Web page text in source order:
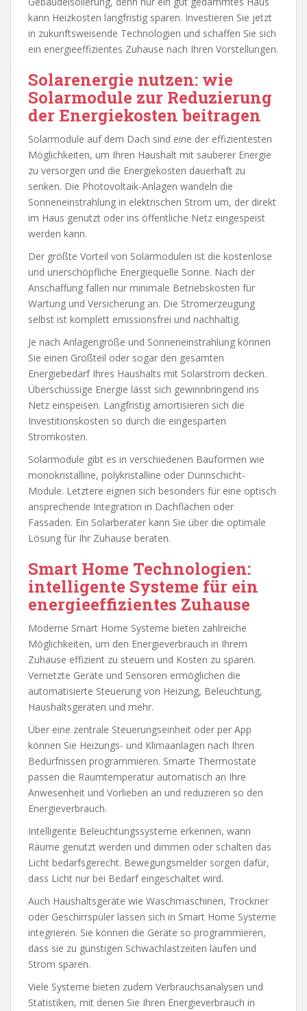
kann Heizkosten langfristig sparen. Investieren Sie jetzt
in zukunftsweisende Technologien und schaffen Sie sich
ein energieeffizientes Zuhause nach Ihren Vorstellungen.
Solarenergie nutzen: wie
Solarmodule zur Reduzierung
der Energiekosten beitragen
Solarmodule auf dem Dach sind eine der effizientesten
Möglichkeiten, um Ihren Haushalt mit sauberer Energie
zu versorgen und die Energiekosten dauerhaft zu
senken. Die Photovoltaik-Anlagen wandeln die
Sonneneinstrahlung in elektrischen Strom um, der direkt
im Haus genutzt oder ins öffentliche Netz eingespeist
werden kann.
Der größte Vorteil von Solarmodulen ist die kostenlose
und unerschöpfliche Energiequelle Sonne. Nach der
Anschaffung fallen nur minimale Betriebskosten für
Wartung und Versicherung an. Die Stromerzeugung
selbst ist komplett emissionsfrei und nachhaltig.
Je nach Anlagengröße und Sonneneinstrahlung können
Sie einen Großteil oder sogar den gesamten
Energiebedarf Ihres Haushalts mit Solarstrom decken.
Überschüssige Energie lässt sich gewinnbringend ins
Netz einspeisen. Langfristig amortisieren sich die
Investitionskosten so durch die eingesparten
Stromkosten.
Solarmodule gibt es in verschiedenen Bauformen wie
monokristalline, polykristalline oder Dünnschicht-
Module. Letztere eignen sich besonders für eine optisch
ansprechende Integration in Dachflächen oder
Fassaden. Ein Solarberater kann Sie über die optimale
Lösung für Ihr Zuhause beraten.
Smart Home Technologien:
intelligente Systeme für ein
energieeffizientes Zuhause
Moderne Smart Home Systeme bieten zahlreiche
Möglichkeiten, um den Energieverbrauch in Ihrem
Zuhause effizient zu steuern und Kosten zu sparen.
Vernetzte Geräte und Sensoren ermöglichen die
automatisierte Steuerung von Heizung, Beleuchtung,
Haushaltsgeräten und mehr.
Über eine zentrale Steuerungseinheit oder per App
können Sie Heizungs- und Klimaanlagen nach Ihren
Bedürfnissen programmieren. Smarte Thermostate
passen die Raumtemperatur automatisch an Ihre
Anwesenheit und Vorlieben an und reduzieren so den
Energieverbrauch.
Intelligente Beleuchtungssysteme erkennen, wann
Räume genutzt werden und dimmen oder schalten das
Licht bedarfsgerecht. Bewegungsmelder sorgen dafür,
dass Licht nur bei Bedarf eingeschaltet wird.
Auch Haushaltsgeräte wie Waschmaschinen, Trockner
oder Geschirrspüler lassen sich in Smart Home Systeme
integrieren. Sie können die Geräte so programmieren,
dass sie zu günstigen Schwachlastzeiten laufen und
Strom sparen.
Viele Systeme bieten zudem Verbrauchsanalysen und
Statistiken, mit denen Sie Ihren Energieverbrauch in